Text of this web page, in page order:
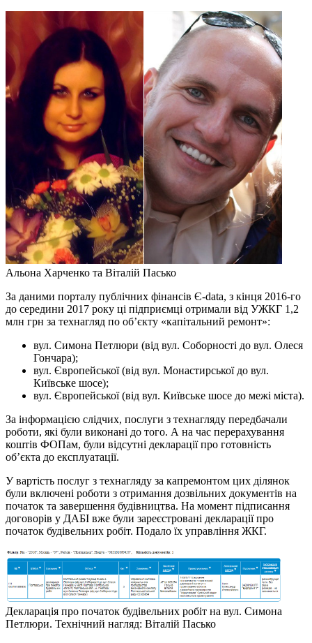
Альона Харченко та Віталій Пасько
За даними порталу публічних фінансів Є-data, з кінця 2016-го
до середини 2017 року ці підприємці отримали від УЖКГ 1,2
млн грн за технагляд по об’єкту «капітальний ремонт»:
вул. Симона Петлюри (від вул. Соборності до вул. Олеся
Гончара);
вул. Європейської (від вул. Монастирської до вул.
Київське шосе);
вул. Європейської (від вул. Київське шосе до межі міста).
За інформацією слідчих, послуги з технагляду передбачали
роботи, які були виконані до того. А на час перерахування
коштів ФОПам, були відсутні декларації про готовність
об’єкта до експлуатації.
У вартість послуг з технагляду за капремонтом цих ділянок
були включені роботи з отримання дозвільних документів на
початок та завершення будівництва. На момент підписання
договорів у ДАБІ вже були зареєстровані декларації про
початок будівельних робіт. Подало їх управління ЖКГ.
Декларація про початок будівельних робіт на вул. Симона
Петлюри. Технічний нагляд: Віталій Пасько